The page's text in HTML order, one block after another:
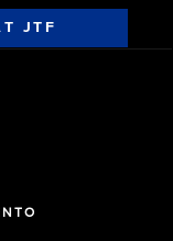
JTF